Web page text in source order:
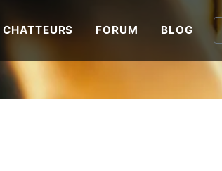
CHATTEURS FORUM BLOG